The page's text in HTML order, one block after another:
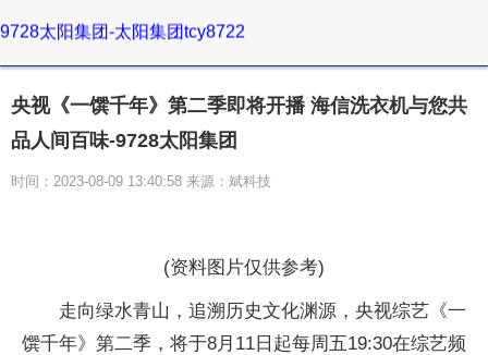
9728太阳集团-太阳集团tcy8722
央视《一馔千年》第二季即将开播 海信洗衣机与您共
品人间百味-9728太阳集团
时间：2023-08-09 13:40:58 来源：斌科技
(资料图片仅供参考)
走向绿水青山，追溯历史文化渊源，央视综艺《一
馔千年》第二季，将于8月11日起每周五19:30在综艺频